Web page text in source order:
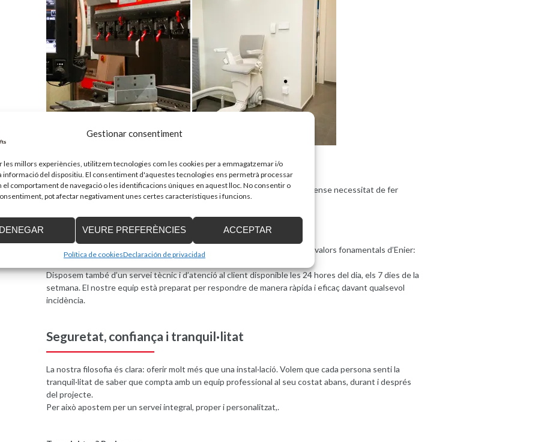
Gestionar consentiment
les millors experiències, utilitzem tecnologies com les cookies per a emmagatzemar i/o
informació del dispositiu. El consentiment d'aquestes tecnologies ens permetrà processar
el comportament de navegació o les identificacions úniques en aquest lloc. No consentir o
pot afectar negativament unes certes característiques i funcions.
ACCEPTAR
DENEGAR VEURE PREFERÈNCIES
Política de cookiesDeclaración de privacidad
Instal·lació del producte
El nostre equip tècnic realitza la instal·lació de manera ràpida i eficient, sense necessitat de fer
canvis estructurals a l’espai.
Seguiment i seguretat postvenda
Un cop instal·lada la solució, continuem al teu costat. Aquest és un dels valors fonamentals d’Enier:
Disposem també d’un servei tècnic i d’atenció al client disponible les 24 hores del dia, els 7 dies de la
setmana. El nostre equip està preparat per respondre de manera ràpida i eficaç davant qualsevol
incidència.
Seguretat, confiança i tranquil·litat
La nostra filosofia és clara: oferir molt més que una instal·lació. Volem que cada persona senti la
tranquil·litat de saber que compta amb un equip professional al seu costat abans, durant i després
del projecte.
Per això apostem per un servei integral, proper i personalitzat,.